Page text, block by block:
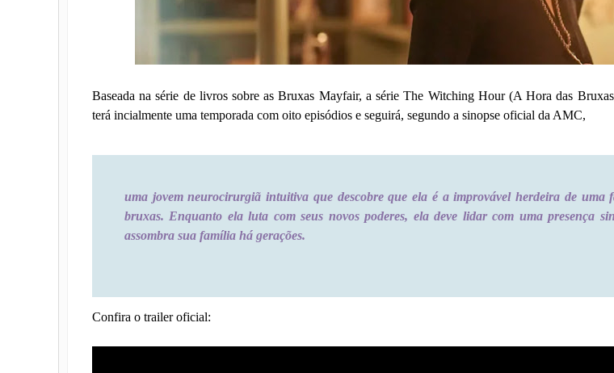
Baseada na série de livros sobre as Bruxas Mayfair, a série The Witching Hour (A Hora das
terá incialmente uma temporada com oito episódios e seguirá, segundo a sinopse oficial da AMC,
uma jovem neurocirurgiã intuitiva que descobre que ela é a improvável herdeira de uma
bruxas. Enquanto ela luta com seus novos poderes, ela deve lidar com uma presença
assombra sua família há gerações.
Confira o trailer oficial: